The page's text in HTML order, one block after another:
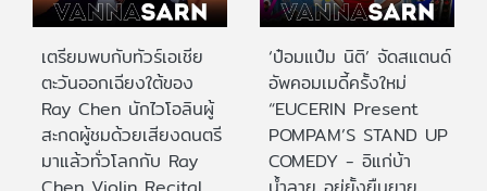
เตรียมพบกับทัวร์เอเชีย
ตะวันออกเฉียงใต้ของ
Ray Chen นักไวโอลินผู้
สะกดผู้ชมด้วยเสียงดนตรี
มาแล้วทั่วโลกกับ Ray
‘ป๋อมแป๋ม นิติ’ จัดสแตนด์
อัพคอมเมดี้ครั้งใหม่
“EUCERIN Present
POMPAM’S STAND UP
COMEDY - อิแก่บ้า